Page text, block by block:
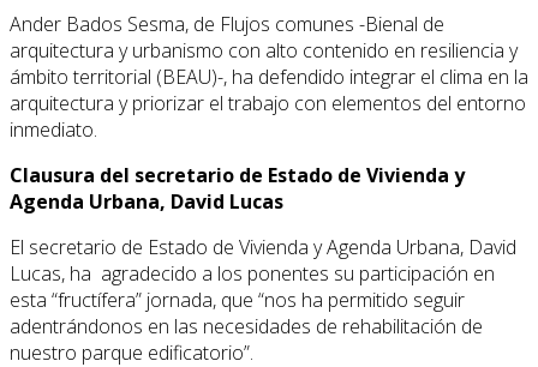
Ander Bados Sesma, de Flujos comunes -Bienal de
arquitectura y urbanismo con alto contenido en resiliencia y
ámbito territorial (BEAU)-, ha defendido integrar el clima en la
arquitectura y priorizar el trabajo con elementos del entorno
inmediato.
Clausura del secretario de Estado de Vivienda y
Agenda Urbana, David Lucas
El secretario de Estado de Vivienda y Agenda Urbana, David
Lucas, ha agradecido a los ponentes su participación en
esta “fructífera” jornada, que “nos ha permitido seguir
adentrándonos en las necesidades de rehabilitación de
nuestro parque edificatorio”.